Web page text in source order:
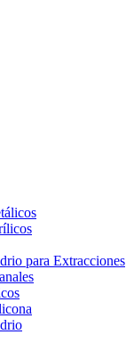
para Extracciones